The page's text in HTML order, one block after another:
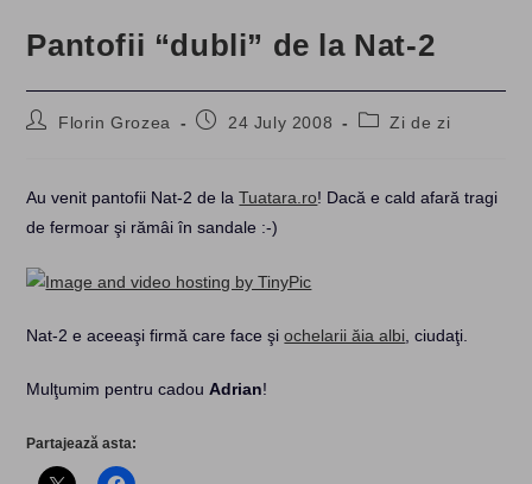
Pantofii “dubli” de la Nat-2
PostFlorin Grozea
Post24 July 2008
PostZi de zi
Au venit pantofii Nat-2 de laTuatara.ro! Dacă e cald afară tragi
de fermoar şi rămâi în sandale :-)
Nat-2 e aceeaşi firmă care face şiochelarii ăia albi , ciudaţi.
Mulţumim pentru cadou Adrian!
Partajează asta: